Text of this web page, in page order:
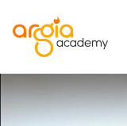
content